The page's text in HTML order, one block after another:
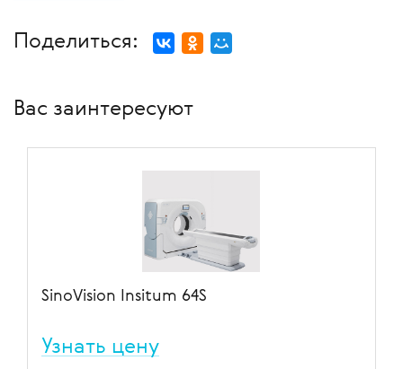
Поделиться:
Вас заинтересуют
SinoVision Insitum 64S
Узнать цену